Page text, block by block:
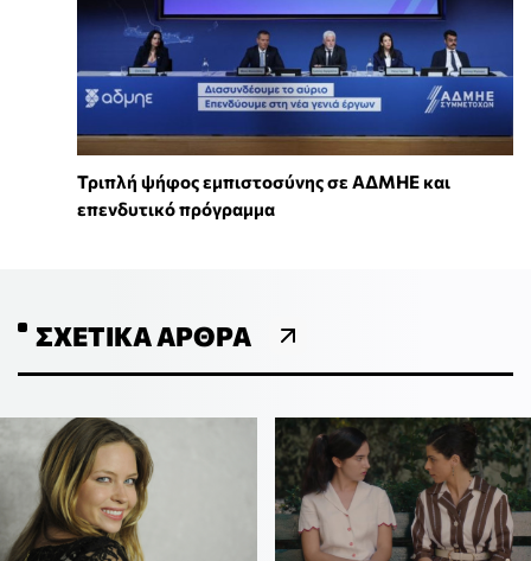
Τριπλή ψήφος εμπιστοσύνης σε ΑΔΜΗΕ και
επενδυτικό πρόγραμμα
ΣΧΕΤΙΚΆ ΆΡΘΡΑ